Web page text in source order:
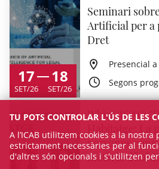
17
SET/26
18
SET/26
Seminari
Artificial per a
Dret
Presencial
Segons
WbinCICAC:
Habitatge: La
persones
matèria
TU POTS CONTROLAR L'ÚS DE LES
A l’ICAB utilitzem cookies a la nostra
estrictament necessàries per al
d'altres són opcionals i s'utilitzen